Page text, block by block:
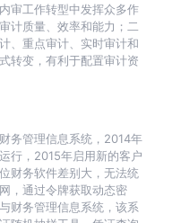
审工作转型中发挥众多作
计质量、效率和能力；二
、重点审计、实时审计和
转变，有利于配置审计资
务管理信息系统，2014年
行，2015年启用新的客户
财务软件差别大，无法统
，通过令牌获取动态密
财务管理信息系统，该系